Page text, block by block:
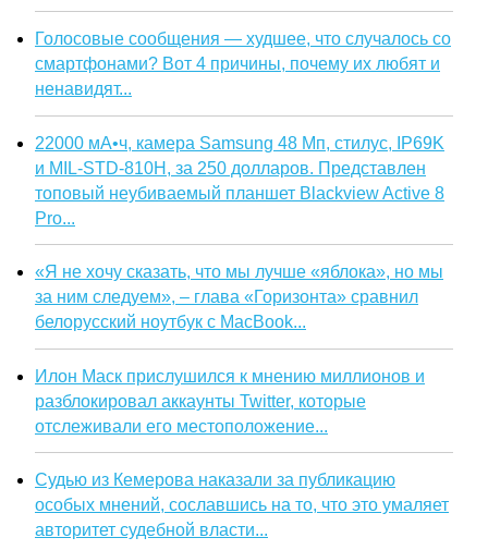
Голосовые сообщения — худшее, что случалось со
смартфонами? Вот 4 причины, почему их любят и
ненавидят...
22000 мА•ч, камера Samsung 48 Мп, стилус, IP69K
и MIL-STD-810H, за 250 долларов. Представлен
топовый неубиваемый планшет Blackview Active 8
Pro...
«Я не хочу сказать, что мы лучше «яблока», но мы
за ним следуем», – глава «Горизонта» сравнил
белорусский ноутбук с MacBook...
Илон Маск прислушился к мнению миллионов и
разблокировал аккаунты Twitter, которые
отслеживали его местоположение...
Судью из Кемерова наказали за публикацию
особых мнений, сославшись на то, что это умаляет
авторитет судебной власти...